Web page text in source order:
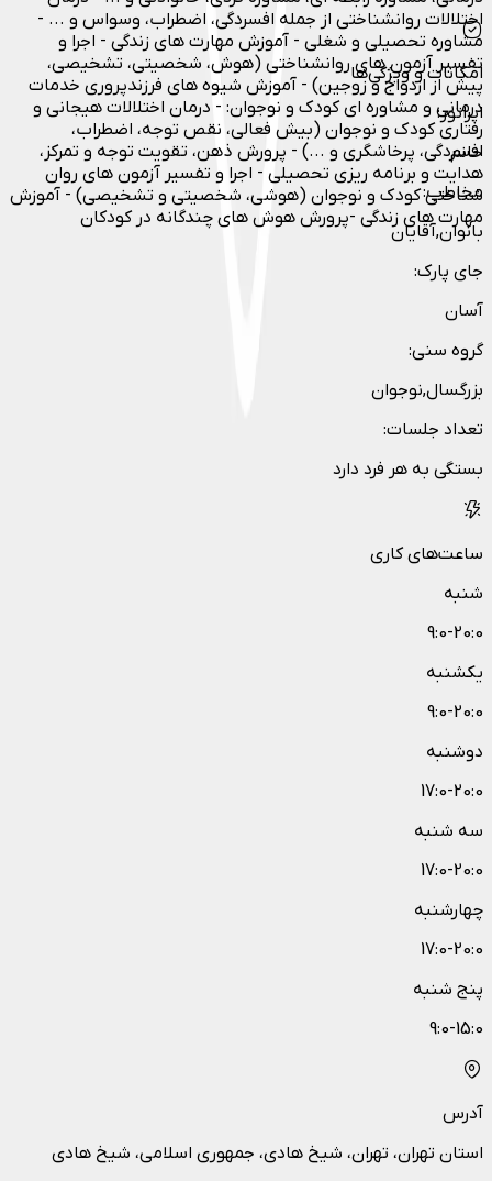
اختلالات روانشناختی از جمله افسردگی، اضطراب، وسواس و ... -
مشاوره تحصیلی و شغلی - آموزش مهارت های زندگی - اجرا و
تفسير آزمون های روانشناختی (هوش، شخصيتی، تشخيصی،
پيش از ازدواج و زوجين) - آموزش شيوه های فرزندپروری خدمات
درمانی و مشاوره ای کودک و نوجوان: - درمان اختلالات هیجانی و
رفتاری کودک و نوجوان (بیش فعالی، نقص توجه، اضطراب،
افسردگی، پرخاشگری و ...) - پرورش ذهن، تقویت توجه و تمرکز،
هدایت و برنامه ریزی تحصیلی - اجرا و تفسیر آزمون های روان
شناختی كودک و نوجوان (هوشی، شخصیتی و تشخيصی) - آموزش
مهارت های زندگی -پرورش هوش هاي چندگانه در كودكان
امکانات و ویژگی‌ها
اپراتور:
خانم
مخاطب:
بانوان,آقایان
جای پارک:
آسان
گروه سنی:
بزرگسال,نوجوان
تعداد جلسات:
بستگی به هر فرد دارد
ساعت‌های کاری
شنبه
9:0-20:0
یکشنبه
9:0-20:0
دوشنبه
17:0-20:0
سه شنبه
17:0-20:0
چهارشنبه
17:0-20:0
پنج شنبه
9:0-15:0
آدرس
استان تهران، تهران، شیخ هادی، جمهوری اسلامی، شیخ هادی